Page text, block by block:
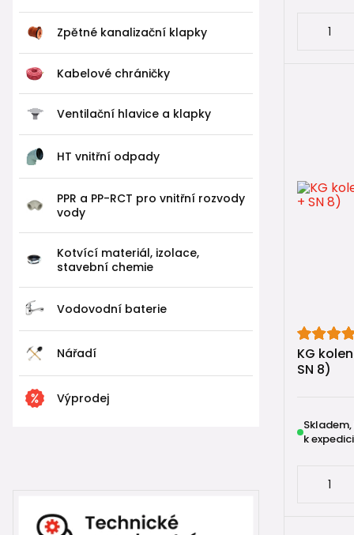
Zpětné kanalizační klapky
Kabelové chráničky
Ventilační hlavice a klapky
HT vnitřní odpady
PPR a PP-RCT pro vnitřní rozvody
vody
Kotvící materiál, izolace,
stavební chemie
Vodovodní baterie
Nářadí
Výprodej
💡 Tip z
Použití
45°
87° /
👉Místo
Tím:
✔️
✔️
Vede
KG
SN 8)
k expedici